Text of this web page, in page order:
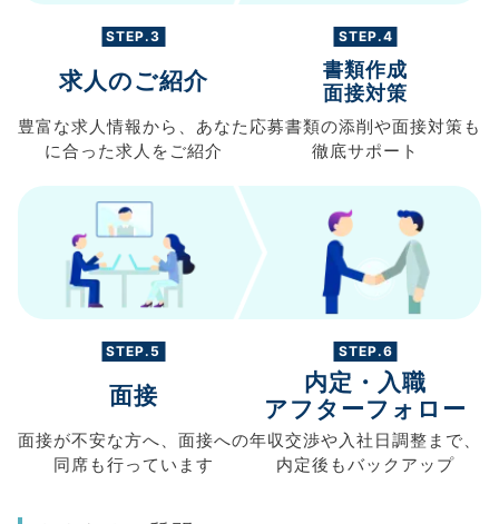
STEP.3
求人のご紹介
豊富な求人情報から、 あなた
に合った求人を ご紹介
STEP.4
書類作成
面接対策
応募書類の添削や面接対策も
徹底サポート
STEP.5
面接
面接が不安な方へ、 面接への
同席も行っています
STEP.6
内定・入職
アフターフォロー
年収交渉や入社日調整まで、
内定後もバックアップ